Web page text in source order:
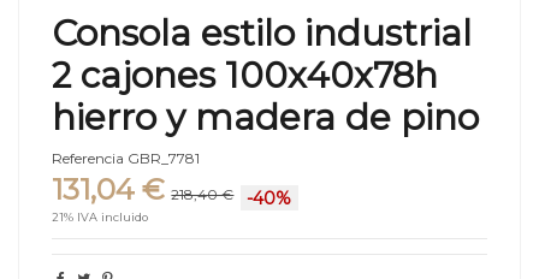
Consola estilo industrial
2 cajones 100x40x78h
hierro y madera de pino
Referencia GBR_7781
131,04 € 218,40 € -40%
21% IVA incluido